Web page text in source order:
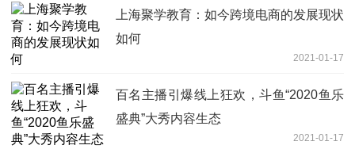
上海聚学教育：如今跨境电商的发展现状
如何
2021-01-17
百名主播引爆线上狂欢，斗鱼“2020鱼乐
盛典”大秀内容生态
2021-01-17